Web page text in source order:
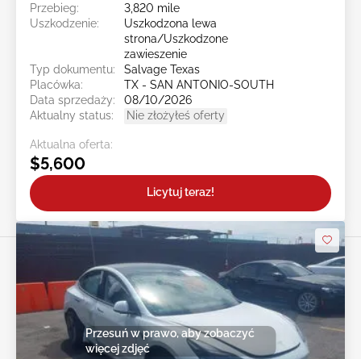
Przebieg:
3,820 mile
Uszkodzenie:
Uszkodzona lewa
strona/Uszkodzone
zawieszenie
Typ dokumentu:
Salvage Texas
Placówka:
TX - SAN ANTONIO-SOUTH
Data sprzedaży:
08/10/2026
Aktualny status:
Nie złożyłeś oferty
Aktualna oferta:
$5,600
Licytuj teraz!
Przesuń w prawo, aby zobaczyć
więcej zdjęć